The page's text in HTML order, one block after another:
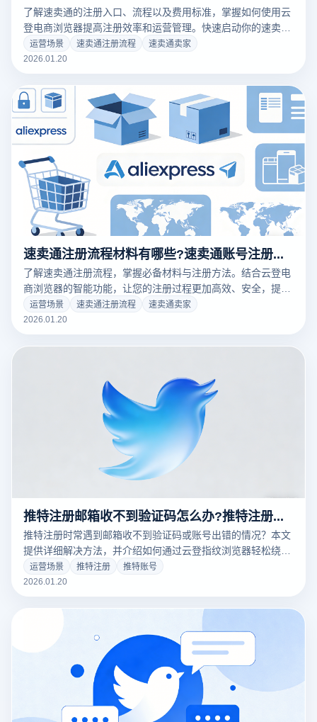
了解速卖通的注册入口、流程以及费用标准，掌握如何使用云
登电商浏览器提高注册效率和运营管理。快速启动你的速卖通
电商之旅，提升业务效益。
运营场景 速卖通注册流程
速卖通卖家
2026.01.20
速卖通注册流程材料有哪些?速卖通账号注册方法有几种?
了解速卖通注册流程，掌握必备材料与注册方法。结合云登电
商浏览器的智能功能，让您的注册过程更加高效、安全，提升
电商运营效率。立即注册并开启跨境电商之路！
运营场景 速卖通注册流程
速卖通卖家
2026.01.20
推特注册邮箱收不到验证码怎么办?推特注册账号显示出错了怎么办?
推特注册时常遇到邮箱收不到验证码或账号出错的情况？本文
提供详细解决方法，并介绍如何通过云登指纹浏览器轻松绕过
这些问题，保障注册过程顺畅、安全。
运营场景 推特注册
推特账号
2026.01.20